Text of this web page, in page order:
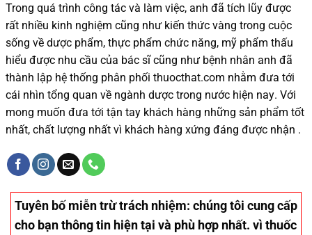
Trong quá trình công tác và làm việc, anh đã tích lũy được
rất nhiều kinh nghiệm cũng như kiến thức vàng trong cuộc
sống về dược phẩm, thực phẩm chức năng, mỹ phẩm thấu
hiểu được nhu cầu của bác sĩcũng như bệnh nhân anh đã
thành lập hệ thống phân phối thuocthat.com nhằm đưa tới
cái nhìn tổng quan về ngành dược trong nước hiện nay. Với
mong muốn đưa tới tận tay khách hàng những sản phẩm tốt
nhất, chất lượng nhất vì khách hàng xứng đáng được nhận .
Tuyên bố miễn trừ trách nhiệm: chúng tôi cung cấp
cho bạn thông tin hiện tại và phù hợp nhất. vì thuốc